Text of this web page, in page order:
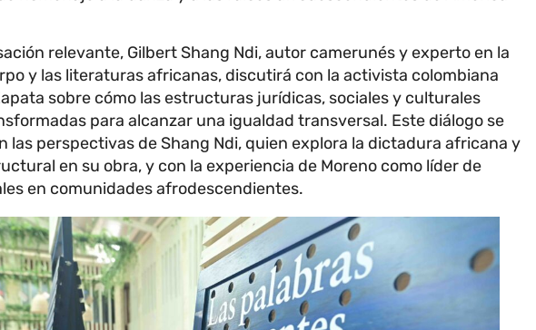
relevante, Gilbert Shang Ndi, autor camerunés y experto en la
y las literaturas africanas, discutirá con la activista colombiana
sobre cómo las estructuras jurídicas, sociales y culturales
para alcanzar una igualdad transversal. Este diálogo se
las perspectivas de Shang Ndi, quien explora la dictadura africana y
en su obra, y con la experiencia de Moreno como líder de
en comunidades afrodescendientes.